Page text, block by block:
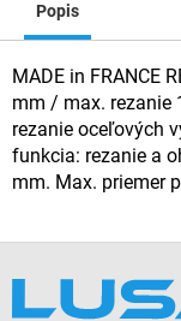
Popis
MADE in FRANCE
mm / max. rezanie
rezanie oceľových
funkcia: rezanie a
mm. Max. priemer